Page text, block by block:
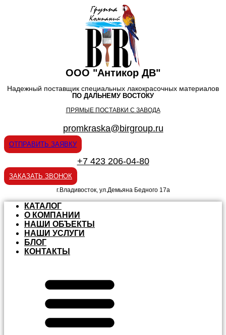
ООО "Антикор ДВ"
Надежный поставщик специальных лакокрасочных материалов
ПО ДАЛЬНЕМУ ВОСТОКУ
ПРЯМЫЕ ПОСТАВКИ С ЗАВОДА
promkraska@birgroup.ru
ОТПРАВИТЬ ЗАЯВКУ
+7 423 206-04-80
ЗАКАЗАТЬ ЗВОНОК
г.Владивосток, ул.Демьяна Бедного 17а
КАТАЛОГ
О КОМПАНИИ
НАШИ ОБЪЕКТЫ
НАШИ УСЛУГИ
БЛОГ
КОНТАКТЫ